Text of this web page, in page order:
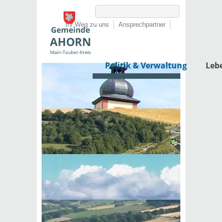
Ihr Weg zu uns Ansprechpartner
Politik & Verwaltung
Startseite › Politik & Verwaltung› Rathaus›
Öffnungszeiten
Öffnungszeiten